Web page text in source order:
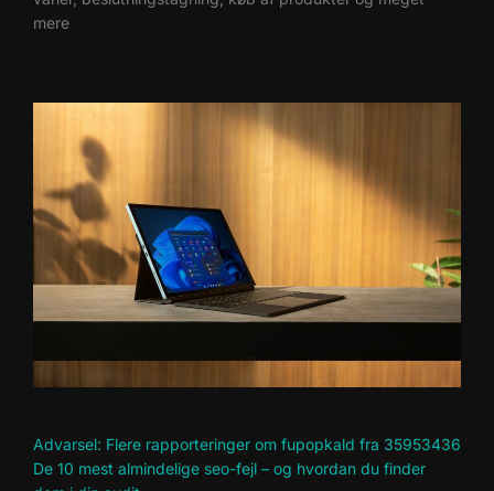
mere
Advarsel: Flere rapporteringer om fupopkald fra 35953436
De 10 mest almindelige seo-fejl – og hvordan du finder